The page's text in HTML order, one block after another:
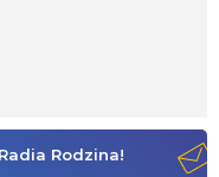
Rodzina!